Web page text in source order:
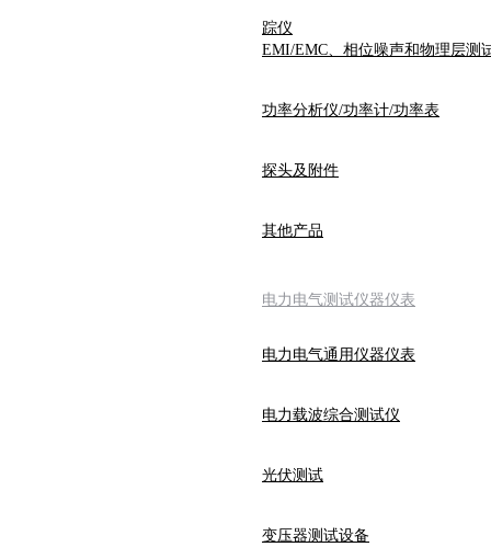
踪仪
EMI/EMC、相位噪声和物理层测
功率分析仪/功率计/功率表
探头及附件
其他产品
电力电气测试仪器仪表
电力电气通用仪器仪表
电力载波综合测试仪
光伏测试
变压器测试设备